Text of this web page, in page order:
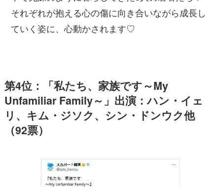
それぞれが抱える心の傷に向き合いながら成長し
ていく姿に、心動かされます♡
第4位：「私たち、家族です～My
Unfamiliar Family～」出演：ハン・イェ
リ、キム・ジソク、シン・ドンウク他
（92票）